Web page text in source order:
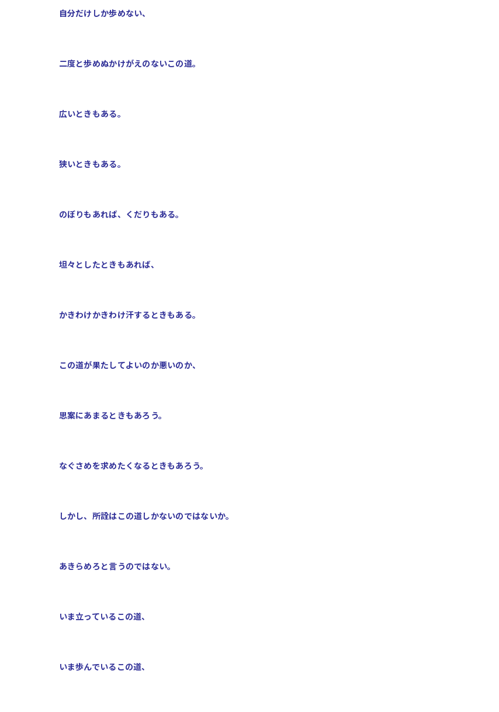
自分だけしか歩めない、
二度と歩めぬかけがえのないこの道。
広いときもある。
狭いときもある。
のぼりもあれば、くだりもある。
坦々としたときもあれば、
かきわけかきわけ汗するときもある。
この道が果たしてよいのか悪いのか、
思案にあまるときもあろう。
なぐさめを求めたくなるときもあろう。
しかし、所詮はこの道しかないのではないか。
あきらめろと言うのではない。
いま立っているこの道、
いま歩んでいるこの道、